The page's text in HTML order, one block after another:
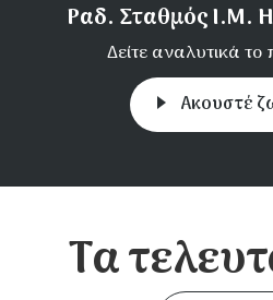
Ραδ. Σταθμός Ι.Μ.
Δείτε αναλυτικά
Aκουστέ
Τα